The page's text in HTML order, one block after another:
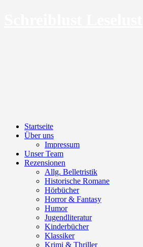
Menu
Skip
Startseite
Über uns
Impressum
Unser Team
Rezensionen
Allg. Belletristik
Historische Romane
Hörbücher
Horror & Fantasy
Humor
Jugendliteratur
Kinderbücher
Klassiker
Krimi & Thriller